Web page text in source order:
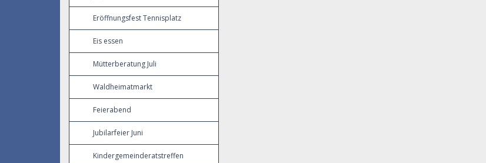
Eröffnungsfest Tennisplatz
Eis essen
Mütterberatung Juli
Waldheimatmarkt
Feierabend
Jubilarfeier Juni
Kindergemeinderatstreffen